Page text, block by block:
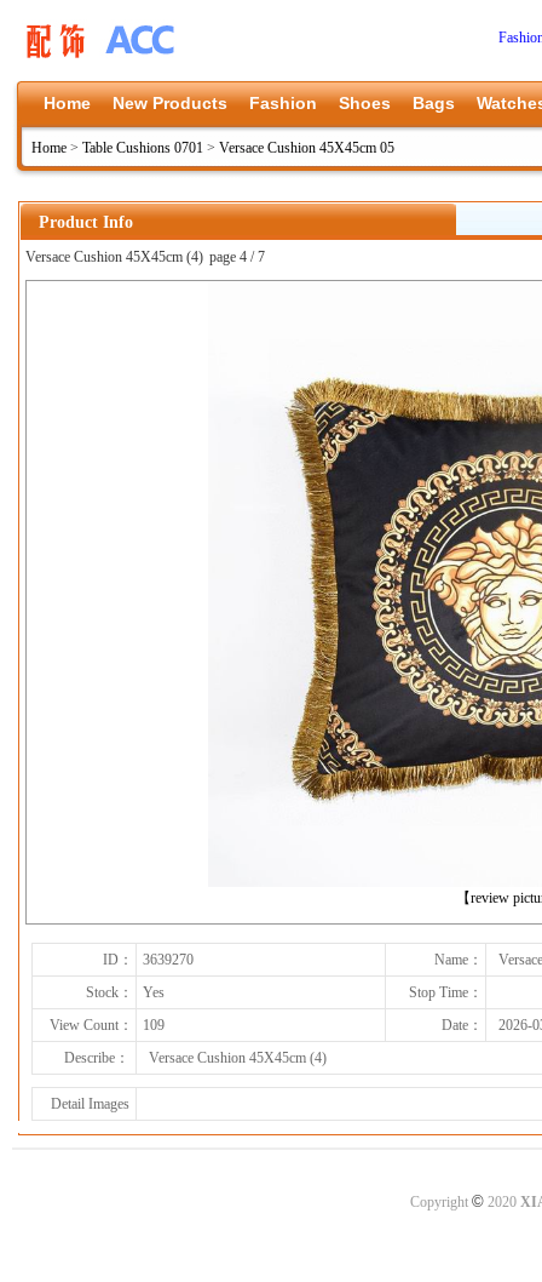
Home New Products Fashion Shoes Bags
Home > Table Cushions 0701 > Versace Cushion 45X45cm 05
Product Info
Versace Cushion 45X45cm (4) page 4 / 7
【review
ID： 3639270 Name：
Stock：
Yes
Stop Time：
View Count：
109 Date：
2026-
Describe：
Versace Cushion 45X45cm (4)
Detail Images
Copyright ©2020